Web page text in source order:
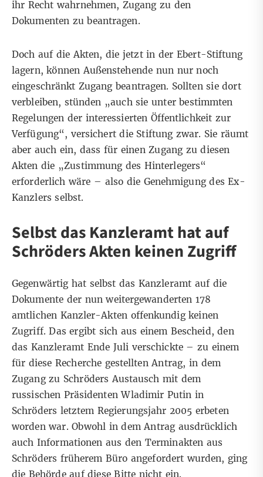
ihr Recht wahrnehmen, Zugang zu den
Dokumenten zu beantragen.
Doch auf die Akten, die jetzt in der Ebert-Stiftung
lagern, können Außenstehende nun nur noch
eingeschränkt Zugang beantragen. Sollten sie dort
verbleiben, stünden „auch sie unter bestimmten
Regelungen der interessierten Öffentlichkeit zur
Verfügung“, versichert die Stiftung zwar. Sie räumt
aber auch ein, dass für einen Zugang zu diesen
Akten die „Zustimmung des Hinterlegers“
erforderlich wäre – also die Genehmigung des Ex-
Kanzlers selbst.
Selbst das Kanzleramt hat auf
Schröders Akten keinen Zugriff
Gegenwärtig hat selbst das Kanzleramt auf die
Dokumente der nun weitergewanderten 178
amtlichen Kanzler-Akten offenkundig keinen
Zugriff. Das ergibt sich aus einem Bescheid, den
das Kanzleramt Ende Juli verschickte – zu einem
für diese Recherche gestellten Antrag, in dem
Zugang zu Schröders Austausch mit dem
russischen Präsidenten Wladimir Putin in
Schröders letztem Regierungsjahr 2005 erbeten
worden war. Obwohl in dem Antrag ausdrücklich
auch Informationen aus den Terminakten aus
Schröders früherem Büro angefordert wurden, ging
die Behörde auf diese Bitte nicht ein.